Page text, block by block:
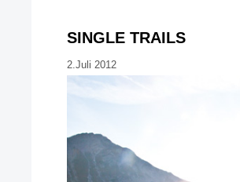
SINGLE TRAILS
2.Juli 2012